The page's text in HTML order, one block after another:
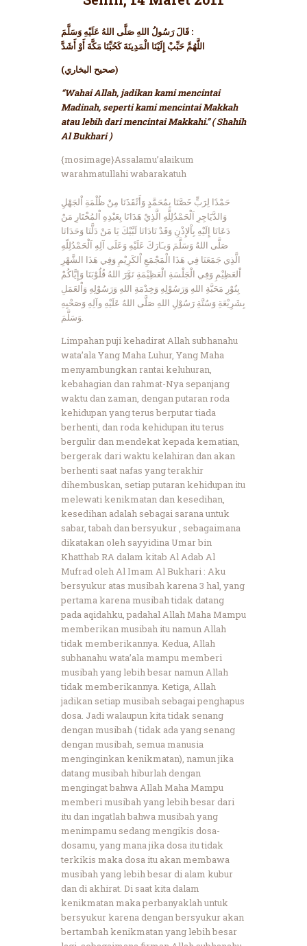
قَالَ رَسُولُ اللهِ صَلَّى اللهُ عَلَيْهِ وَسَلَّمَ :
اللَّهُمَّ حَبِّبْ إِلَيْنَا الْمَدِينَةَ كَحُبِّنَا مَكَّةَ أَوْ أَشَدَّ
(صحيح البخاري)
“Wahai Allah, jadikan kami mencintai
Madinah, seperti kami mencintai Makkah
atau lebih dari mencintai Makkahi.” ( Shahih
Al Bukhari )
{mosimage}Assalamu’alaikum
warahmatullahi wabarakatuh
حَمْدًا لِرَبٍّ خَصَّنَا بِمُحَمَّدٍ وَأَنْقَذَنَا مِنْ ظُلْمَةِ اْلجَهْلِ
وَالدَّيَاجِرِ اَلْحَمْدُلِلَّهِ الَّذِيْ هَدَانَا بِعَبْدِهِ اْلمُخْتَارِ مَنْ
دَعَانَا إِلَيْهِ بِاْلإِذْنِ وَقَدْ نَادَانَا لَبَّيْكَ يَا مَنْ دَلَّنَا وَحَدَانَا
صَلَّى اللهُ وَسَلَّمَ وَبـَارَكَ عَلَيْهِ وَعَلَى آلِهِ اَلْحَمْدُلِلّهِ
الَّذِي جَمَعَنَا فِي هَذَا الْمَجْمَعِ اْلكَرِيْمِ وَفِي هَذَا الشَّهْرِ
اْلعَظِيْمِ وَفِي الْجَلْسَةِ الْعَظِيْمَةِ نَوَّرَ اللهُ قُلُوْبَنَا وَإِيَّاكُمْ
بِنُوْرِ مَحَبَّةِ اللهِ وَرَسُوْلِهِ وَخِدْمَةِ اللهِ وَرَسُوْلِهِ وَاْلعَمَلِ
بِشَرِيْعَةِ وَسُنَّةِ رَسُوْلِ اللهِ صَلَّى اللهُ عَلَيْهِ وآلِهِ وَصَحْبِهِ
وَسَلَّمَ.
Limpahan puji kehadirat Allah subhanahu
wata’ala Yang Maha Luhur, Yang Maha
menyambungkan rantai keluhuran,
kebahagian dan rahmat-Nya sepanjang
waktu dan zaman, dengan putaran roda
kehidupan yang terus berputar tiada
berhenti, dan roda kehidupan itu terus
bergulir dan mendekat kepada kematian,
bergerak dari waktu kelahiran dan akan
berhenti saat nafas yang terakhir
dihembuskan, setiap putaran kehidupan itu
melewati kenikmatan dan kesedihan,
kesedihan adalah sebagai sarana untuk
sabar, tabah dan bersyukur , sebagaimana
dikatakan oleh sayyidina Umar bin
Khatthab RA dalam kitab Al Adab Al
Mufrad oleh Al Imam Al Bukhari : Aku
bersyukur atas musibah karena 3 hal, yang
pertama karena musibah tidak datang
pada aqidahku, padahal Allah Maha Mampu
memberikan musibah itu namun Allah
tidak memberikannya. Kedua, Allah
subhanahu wata’ala mampu memberi
musibah yang lebih besar namun Allah
tidak memberikannya. Ketiga, Allah
jadikan setiap musibah sebagai penghapus
dosa. Jadi walaupun kita tidak senang
dengan musibah ( tidak ada yang senang
dengan musibah, semua manusia
menginginkan kenikmatan), namun jika
datang musibah hiburlah dengan
mengingat bahwa Allah Maha Mampu
memberi musibah yang lebih besar dari
itu dan ingatlah bahwa musibah yang
menimpamu sedang mengikis dosa-
dosamu, yang mana jika dosa itu tidak
terkikis maka dosa itu akan membawa
musibah yang lebih besar di alam kubur
dan di akhirat. Di saat kita dalam
kenikmatan maka perbanyaklah untuk
bersyukur karena dengan bersyukur akan
bertambah kenikmatan yang lebih besar